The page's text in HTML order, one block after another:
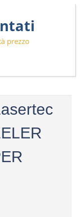
prezzo